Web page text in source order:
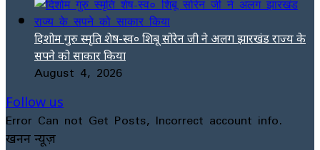
दिशोम गुरु स्मृति शेष-स्व० शिबू सोरेन जी ने अलग झारखंड राज्य के
सपने को साकार किया
August 4, 2026
Follow us
Error Can not Get Posts, Incorrect account info.
खनन न्यूज़